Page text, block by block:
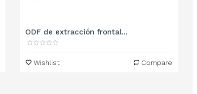
ODF de extracción frontal...
Wishlist Compare